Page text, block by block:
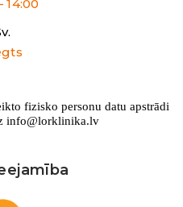
14:00
fizisko personu datu apstrādi
info@lorklinika.lv